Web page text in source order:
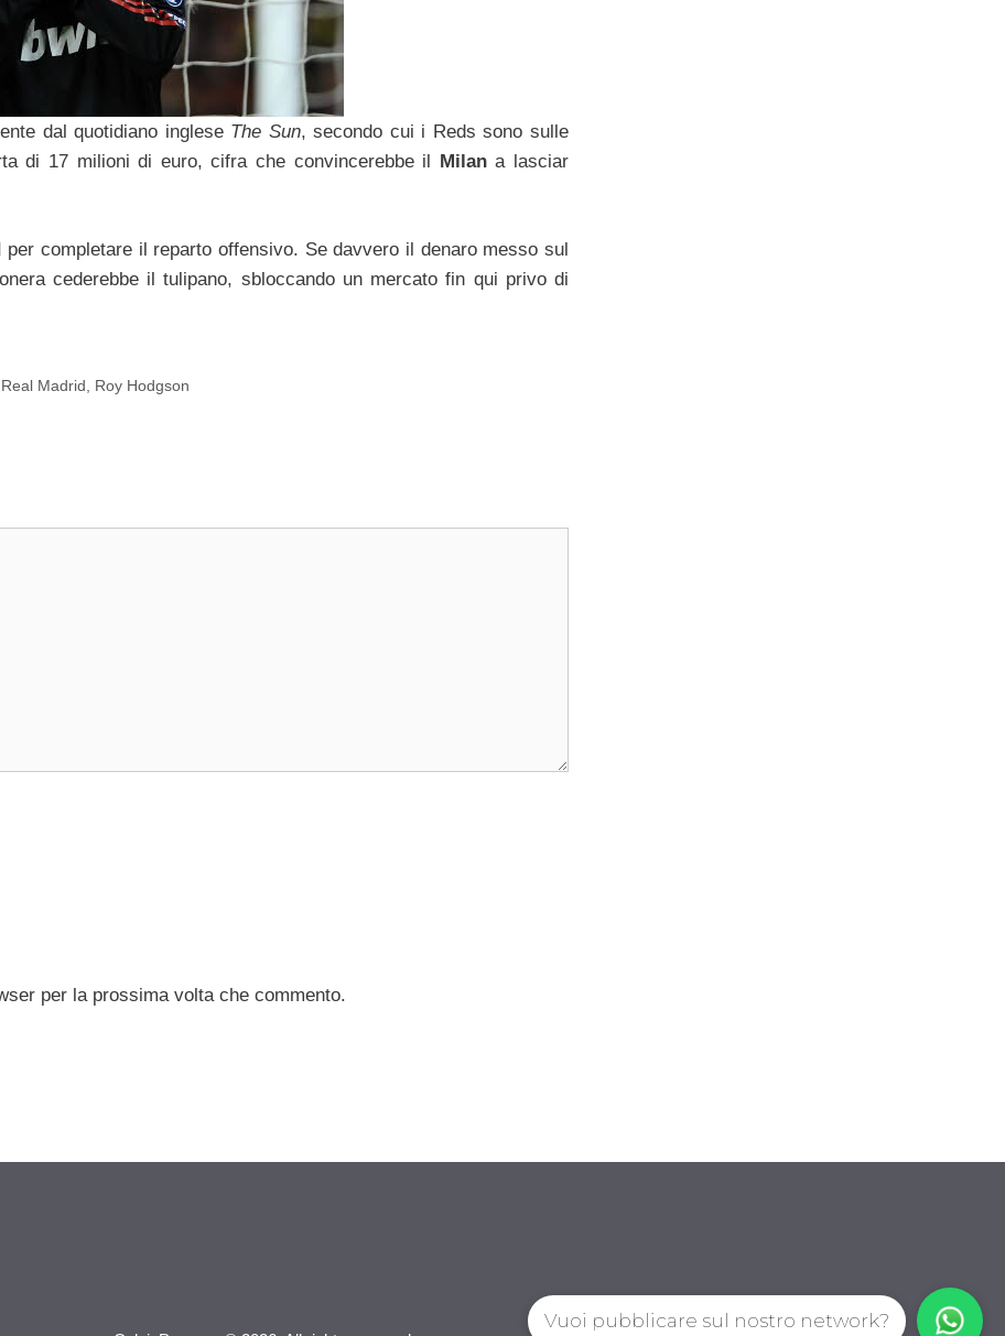
dal quotidiano inglese The Sun, secondo cui i Reds sono sulle
di 17 milioni di euro, cifra che convincerebbe il
Milana lasciar
per completare il reparto offensivo. Se davvero il denaro messo sul
cederebbe il tulipano, sbloccando un mercato fin qui privo di
Real Madrid, Roy Hodgson
per la prossima volta che commento.
Vuoi pubblicare sul nostro network?